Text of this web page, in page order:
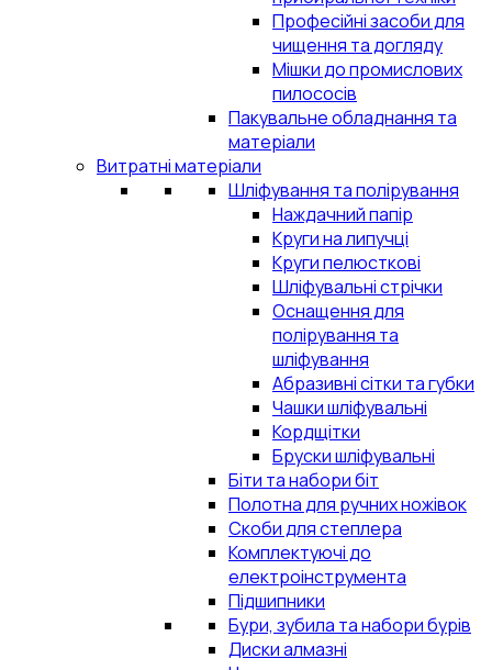
Професійні засоби для
чищення та догляду
Мішки до промислових
пилососів
Пакувальне обладнання та
матеріали
Витратні матеріали
Шліфування та полірування
Наждачний папір
Круги на липучці
Круги пелюсткові
Шліфувальні стрічки
Оснащення для
полірування та
шліфування
Абразивні сітки та губки
Чашки шліфувальні
Кордщітки
Бруски шліфувальні
Біти та набори біт
Полотна для ручних ножівок
Скоби для степлера
Комплектуючі до
електроінструмента
Підшипники
Бури, зубила та набори бурів
Диски алмазні